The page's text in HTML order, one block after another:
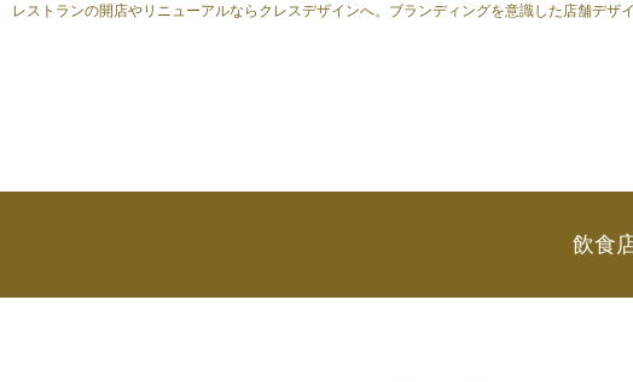
レストランの開店やリニューアルならクレスデザインへ。ブランディングを意識した店舗デザ
飲食